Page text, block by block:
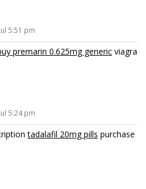
5:51 pm
premarin 0.625mg generic viagra
5:24 pm
tadalafil 20mg pills purchase